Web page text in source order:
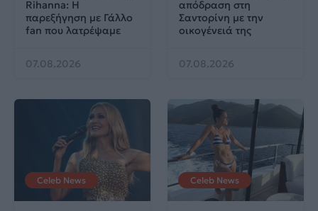
Rihanna: Η
παρεξήγηση με Γάλλο
fan που λατρέψαμε
07.08.2026
απόδραση στη
Σαντορίνη με την
οικογένειά της
07.08.2026
Celeb News Celeb News